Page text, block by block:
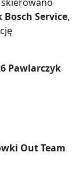
Bosch Service,
Pawlarczyk
Out Team